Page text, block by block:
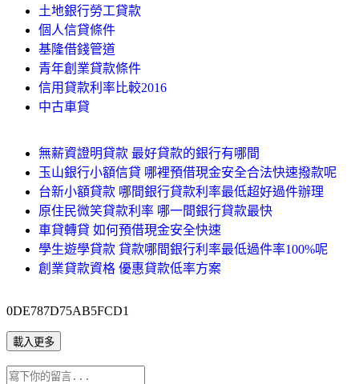
土地銀行勞工貸款
個人信貸條件
基隆借錢管道
青年創業貸款條件
信用貸款利率比較2016
中古車貸
無薪資證明貸款 最好貸款的銀行有哪間
玉山銀行小額信貸 哪裡預借現金安全合法快速撥款呢
台新小額貸款 哪間銀行貸款利率最低超好過件辦理
原住民微笑貸款利率 哪一間銀行貸款最快
車貸轉貸 如何預借現金安全快速
學生遊學貸款 貸款哪間銀行利率最低過件率100%呢
創業貸款資格 優惠貸款低率方案
0DE787D75AB5FCD1
載入更多